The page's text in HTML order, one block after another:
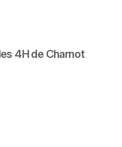
4H de Charnot